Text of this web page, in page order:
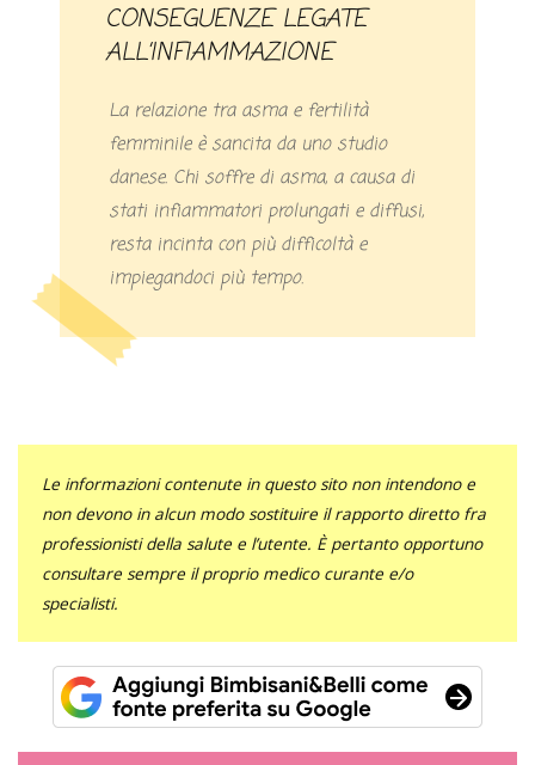
CONSEGUENZE LEGATE
ALL’INFIAMMAZIONE
La relazione tra asma e fertilità
femminile è sancita da uno studio
danese. Chi soffre di asma, a causa di
stati infiammatori prolungati e diffusi,
resta incinta con più difficoltà e
impiegandoci più tempo.
Le informazioni contenute in questo sito non intendono e
non devono in alcun modo sostituire il rapporto diretto fra
professionisti della salute e l’utente. È pertanto opportuno
consultare sempre il proprio medico curante e/o
specialisti.